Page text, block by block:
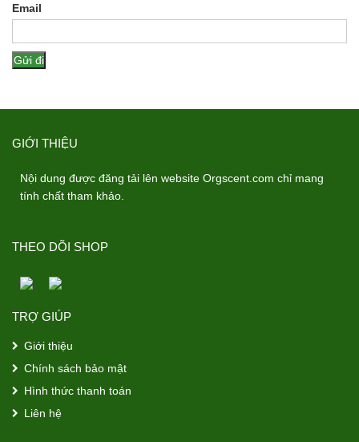
Email
GIỚI THIỆU
Nội dung được đăng tải lên website Orgscent.com chỉ mang
tính chất tham khảo.
THEO DÕI SHOP
TRỢ GIÚP
Giới thiệu
Chính sách bảo mật
Hình thức thanh toán
Liên hệ